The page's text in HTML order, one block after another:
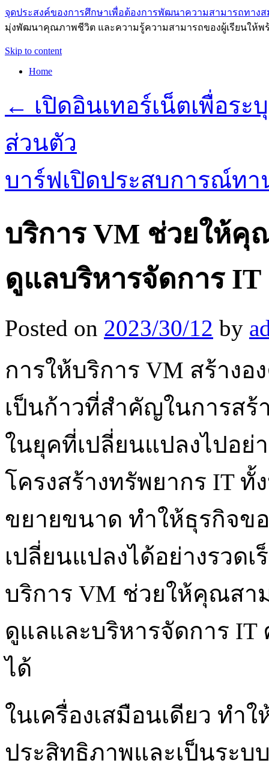
จุดประสงค์ของการศึกษาเพื่อต้องการพัฒนาความสามารถทางส
มุ่งพัฒนาคุณภาพชีวิต และความรู้ความสามารถของผู้เรียนให้พ
Skip to content
Home
← เปิดอินเทอร์เน็ตเพื่อร
ส่วนตัว
บาร์ฟเปิดประสบการณ์ท
บริการ VM ช่วยให้
ดูแลบริหารจัดการ IT
Posted on 2023/30/12 by
การให้บริการ VM สร้าง
เป็นก้าวที่สำคัญในการส
ในยุคที่เปลี่ยนแปลงไปอย่
โครงสร้างทรัพยากร IT ทั้
ขยายขนาด ทำให้ธุรกิจข
เปลี่ยนแปลงได้อย่างรวด
บริการ VM ช่วยให้คุณส
ดูแลและบริหารจัดการ
ได้
ในเครื่องเสมือนเดียว ทำ
ประสิทธิภาพและเป็นระบ